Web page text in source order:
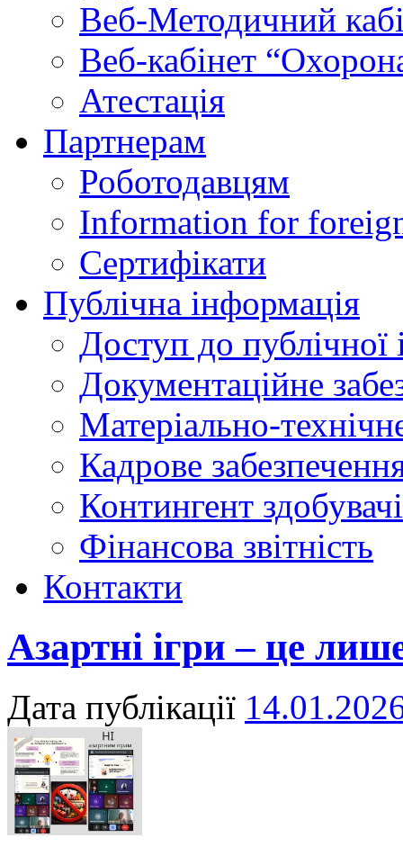
Веб-Методичний
Веб-кабінет
Атестація
Партнерам
Роботодавцям
Information for
Сертифікати
Публічна інформація
Доступ до публічної
Документаційне
Матеріально-
Кадрове
Контингент
Фінансова звітність
Контакти
Азартні ігри – це
Дата публікації